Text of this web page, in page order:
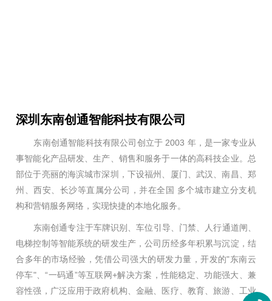
深圳东南创通智能科技有限公司
东南创通智能科技有限公司创立于 2003 年，是一家专业从
事智能化产品研发、生产、销售和服务于一体的高科技企业。总
部位于亮丽的海滨城市深圳，下设福州、厦门、武汉、南昌、郑
州、西安、长沙等直属分公司，并在全国 多个城市建立分支机
构和营销服务网络，实现快捷的本地化服务。
东南创通专注于车牌识别、车位引导、门禁、人行通道闸、
电梯控制等智能系统的研发生产，公司历经多年积累与沉淀，结
合多年的市场经验，凭借公司强大的研发力量，开发的"东南云
停车"、“一码通”等互联网+解决方案，性能稳定、功能强大、兼
容性强，广泛应用于政府机构、金融、医疗、教育、旅游、工业